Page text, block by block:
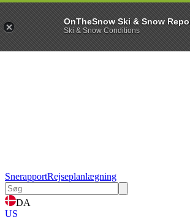
OnTheSnow Ski & Snow
Ski & Snow Conditions
SnerapportRejseplanlægning
DA
US